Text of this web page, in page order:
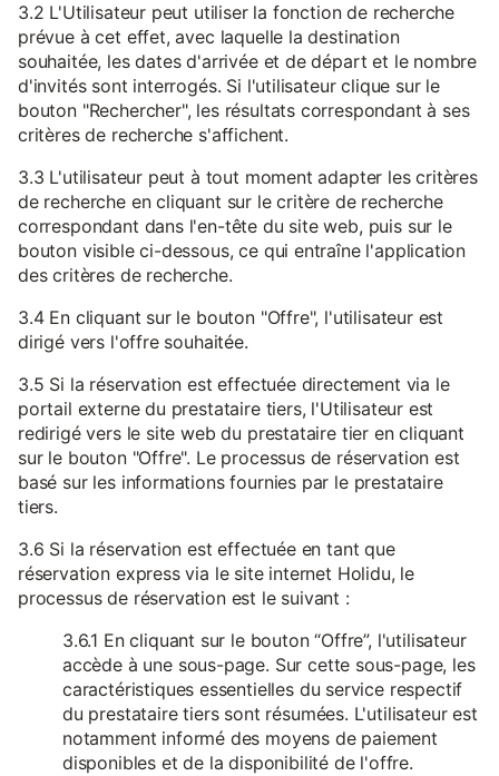
3.2 L'Utilisateur peut utiliser la fonction de recherche
prévue à cet effet, avec laquelle la destination
souhaitée, les dates d'arrivée et de départ et le nombre
d'invités sont interrogés. Si l'utilisateur clique sur le
bouton "Rechercher", les résultats correspondant à ses
critères de recherche s'affichent.
3.3 L'utilisateur peut à tout moment adapter les critères
de recherche en cliquant sur le critère de recherche
correspondant dans l'en-tête du site web, puis sur le
bouton visible ci-dessous, ce qui entraîne l'application
des critères de recherche.
3.4 En cliquant sur le bouton "Offre", l'utilisateur est
dirigé vers l'offre souhaitée.
3.5 Si la réservation est effectuée directement via le
portail externe du prestataire tiers, l'Utilisateur est
redirigé vers le site web du prestataire tier en cliquant
sur le bouton "Offre". Le processus de réservation est
basé sur les informations fournies par le prestataire
tiers.
3.6 Si la réservation est effectuée en tant que
réservation express via le site internet Holidu, le
processus de réservation est le suivant :
3.6.1 En cliquant sur le bouton “Offre”, l'utilisateur
accède à une sous-page. Sur cette sous-page, les
caractéristiques essentielles du service respectif
du prestataire tiers sont résumées. L'utilisateur est
notamment informé des moyens de paiement
disponibles et de la disponibilité de l'offre.